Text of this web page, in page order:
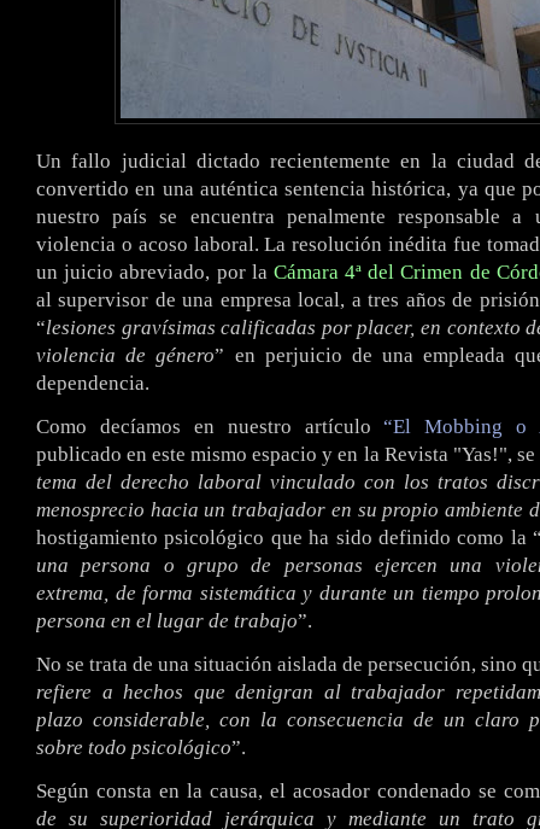
Un fallo judicial dictado recientemente en la ciudad
convertido en una auténtica sentencia histórica, ya que
nuestro país se encuentra penalmente responsable a
violencia o acoso laboral. La resolución inédita fue
un juicio abreviado, por la Cámara 4ª del Crimen de
al supervisor de una empresa local, a tres años de
“lesiones gravísimas calificadas por placer, en contexto
violencia de género” en perjuicio de una empleada
dependencia.
Como decíamos en nuestro artículo“El Mobbing o
publicado en este mismo espacio y en la Revista "Yas!", se
tema del derecho laboral vinculado con los tratos
menosprecio hacia un trabajador en su propio ambiente
hostigamiento psicológico que ha sido definido como la
una persona o grupo de personas ejercen una
extrema, de forma sistemática y durante un tiempo
persona en el lugar de trabajo”.
No se trata de una situación aislada de persecución, sino
refiere a hechos que denigran al trabajador
plazo considerable, con la consecuencia de un claro
sobre todo psicológico”.
Según consta en la causa, el acosador condenado se
de su superioridad jerárquica y mediante un trato